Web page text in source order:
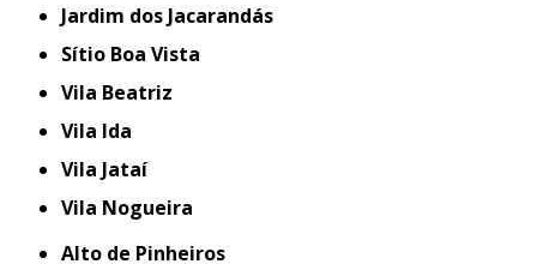
Jardim dos Jacarandás
Sítio Boa Vista
Vila Beatriz
Vila Ida
Vila Jataí
Vila Nogueira
Alto de Pinheiros